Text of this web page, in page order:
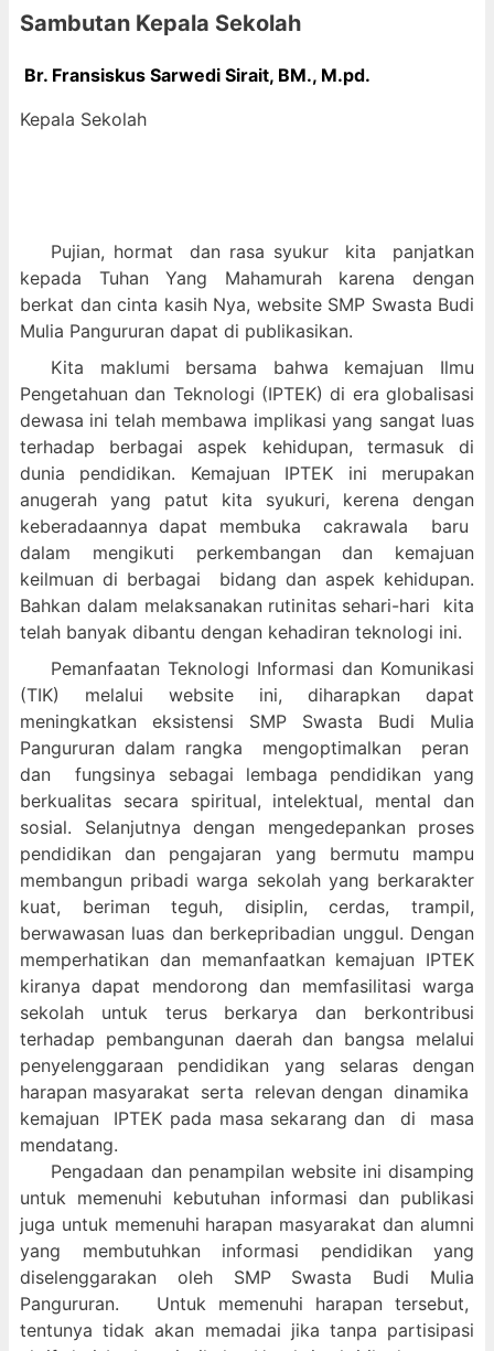
Sambutan Kepala Sekolah
Br. Fransiskus Sarwedi Sirait, BM., M.pd.
Kepala Sekolah
Pujian, hormat dan rasa syukur kita panjatkan
kepada Tuhan Yang Mahamurah karena dengan
berkat dan cinta kasih Nya, website SMP Swasta Budi
Mulia Pangururan dapat di publikasikan.
Kita maklumi bersama bahwa kemajuan Ilmu
Pengetahuan dan Teknologi (IPTEK) di era globalisasi
dewasa ini telah membawa implikasi yang sangat luas
terhadap berbagai aspek kehidupan, termasuk di
dunia pendidikan. Kemajuan IPTEK ini merupakan
anugerah yang patut kita syukuri, kerena dengan
keberadaannya dapat membuka cakrawala baru
dalam mengikuti perkembangan dan kemajuan
keilmuan di berbagai bidang dan aspek kehidupan.
Bahkan dalam melaksanakan rutinitas sehari-hari kita
telah banyak dibantu dengan kehadiran teknologi ini.
Pemanfaatan Teknologi Informasi dan Komunikasi
(TIK) melalui website ini, diharapkan dapat
meningkatkan eksistensi SMP Swasta Budi Mulia
Pangururan dalam rangka mengoptimalkan peran
dan fungsinya sebagai lembaga pendidikan yang
berkualitas secara spiritual, intelektual, mental dan
sosial. Selanjutnya dengan mengedepankan proses
pendidikan dan pengajaran yang bermutu mampu
membangun pribadi warga sekolah yang berkarakter
kuat, beriman teguh, disiplin, cerdas, trampil,
berwawasan luas dan berkepribadian unggul. Dengan
memperhatikan dan memanfaatkan kemajuan IPTEK
kiranya dapat mendorong dan memfasilitasi warga
sekolah untuk terus berkarya dan berkontribusi
terhadap pembangunan daerah dan bangsa melalui
penyelenggaraan pendidikan yang selaras dengan
harapan masyarakat serta relevan dengan dinamika
kemajuan IPTEK pada masa sekarang dan di masa
mendatang.
Pengadaan dan penampilan website ini disamping
untuk memenuhi kebutuhan informasi dan publikasi
juga untuk memenuhi harapan masyarakat dan alumni
yang membutuhkan informasi pendidikan yang
diselenggarakan oleh SMP Swasta Budi Mulia
Pangururan. Untuk memenuhi harapan tersebut,
tentunya tidak akan memadai jika tanpa partisipasi